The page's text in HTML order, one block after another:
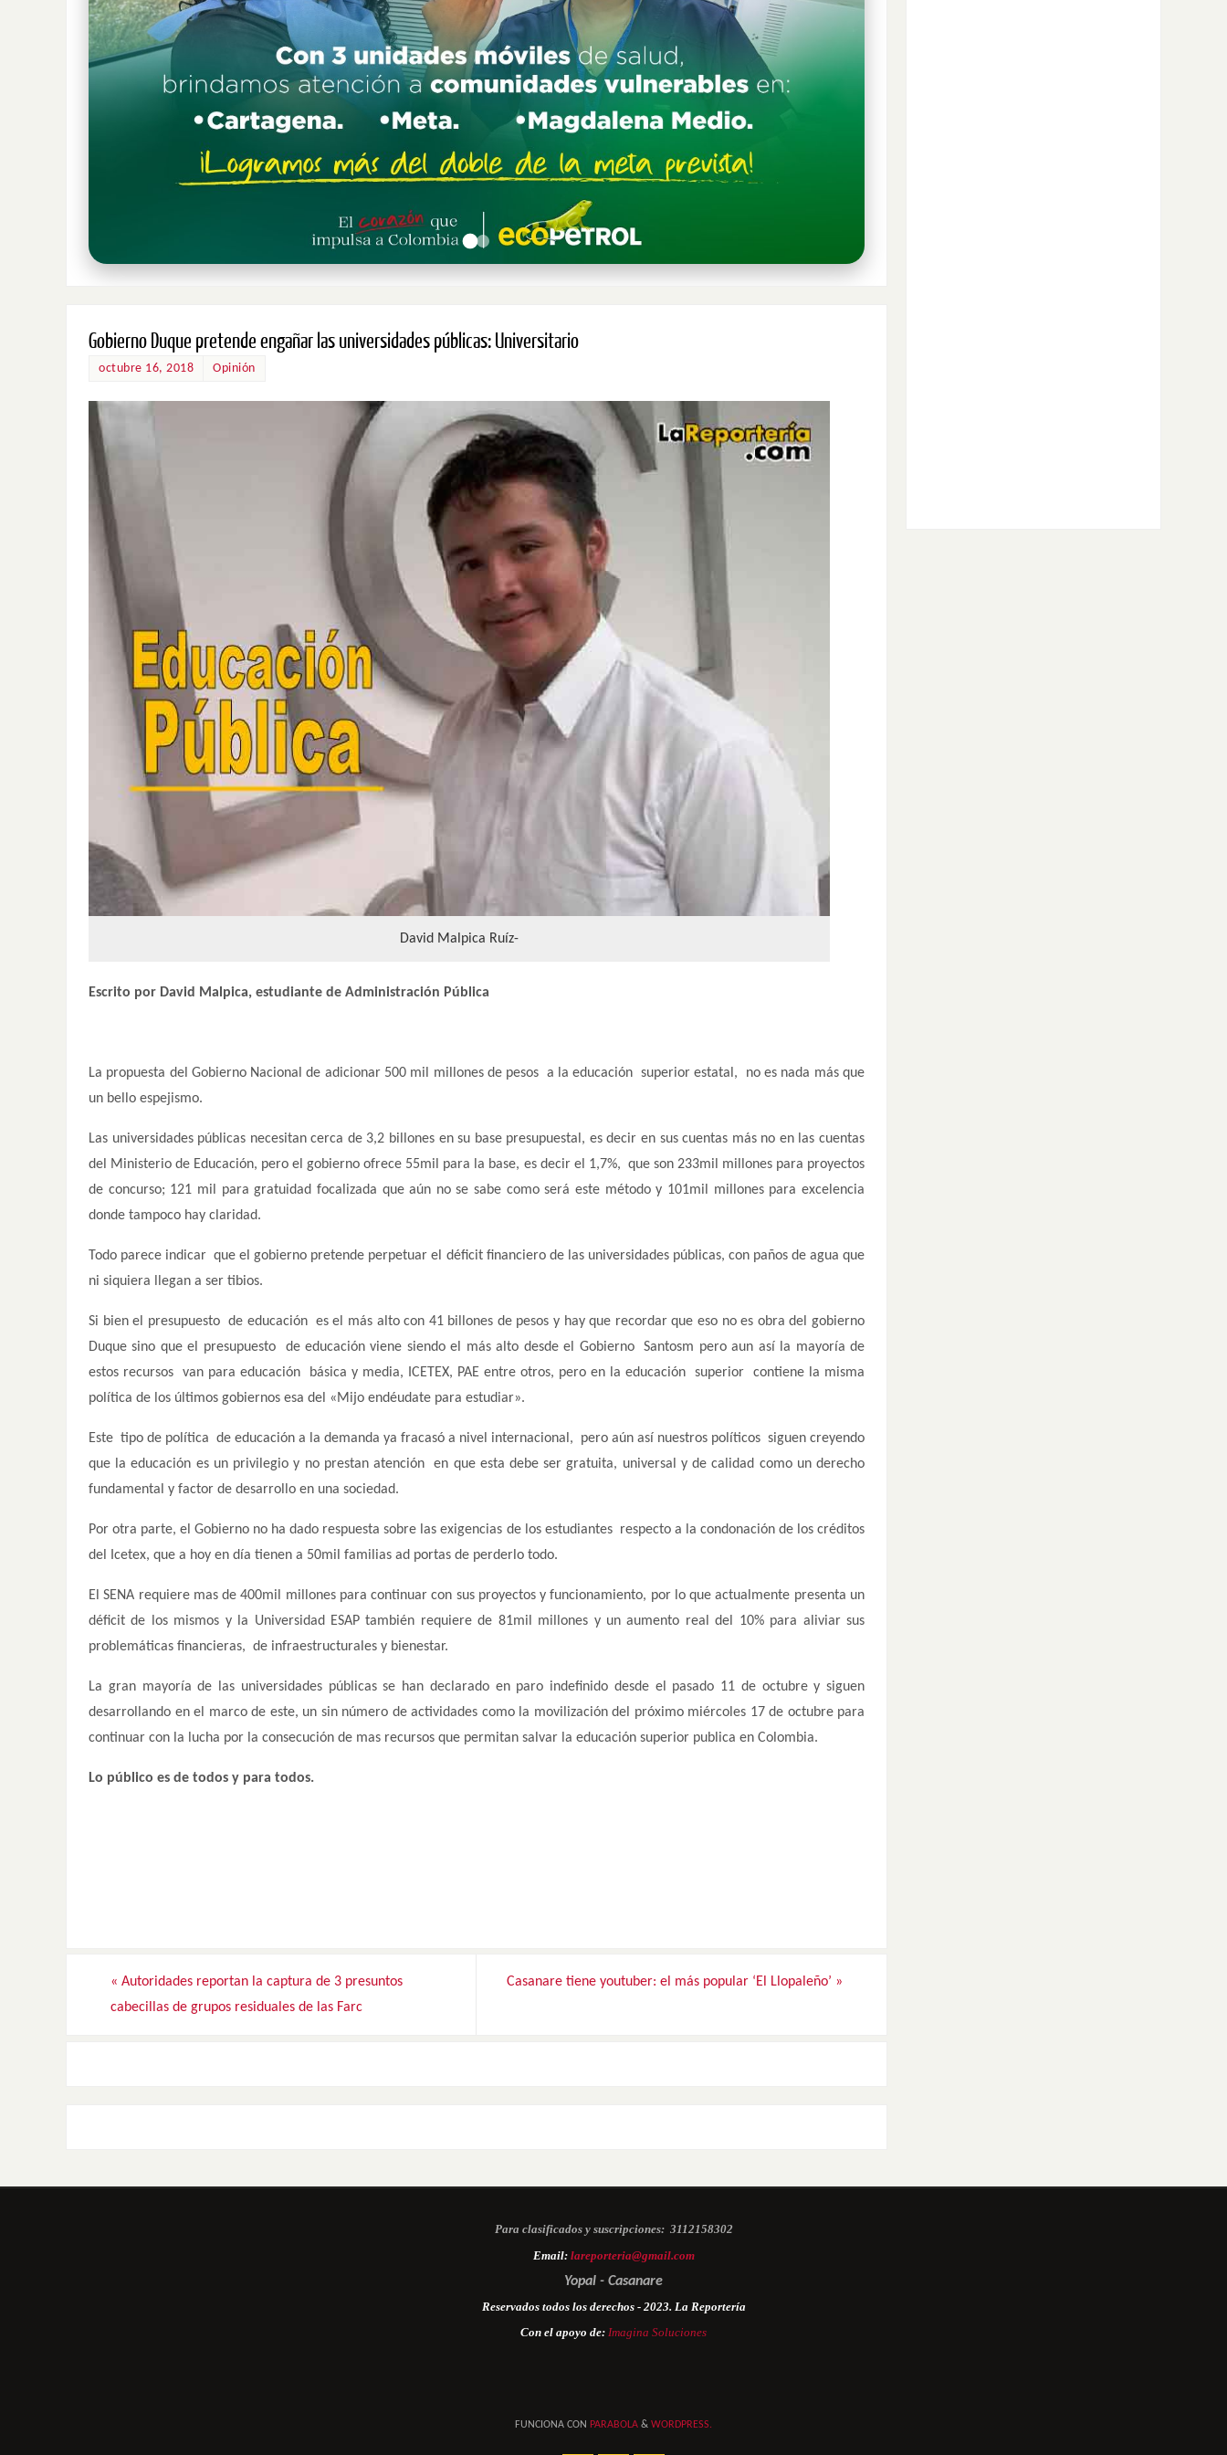
Gobierno Duque pretende engañar las universidades públicas: Universitario
octubre 16, 2018 Opinión
David Malpica Ruíz-
Escrito por David Malpica, estudiante de Administración Pública
La propuesta del Gobierno Nacional de adicionar 500 mil millones de pesos a la educación superior estatal, no es nada más que
un bello espejismo.
Las universidades públicas necesitan cerca de 3,2 billones en su base presupuestal, es decir en sus cuentas más no en las cuentas
del Ministerio de Educación, pero el gobierno ofrece 55mil para la base, es decir el 1,7%, que son 233mil millones para proyectos
de concurso; 121 mil para gratuidad focalizada que aún no se sabe como será este método y 101mil millones para excelencia
donde tampoco hay claridad.
Todo parece indicar que el gobierno pretende perpetuar el déficit financiero de las universidades públicas, con paños de agua que
ni siquiera llegan a ser tibios.
Si bien el presupuesto de educación es el más alto con 41 billones de pesos y hay que recordar que eso no es obra del gobierno
Duque sino que el presupuesto de educación viene siendo el más alto desde el Gobierno Santosm pero aun así la mayoría de
estos recursos van para educación básica y media, ICETEX, PAE entre otros, pero en la educación superior contiene la misma
política de los últimos gobiernos esa del «Mijo endéudate para estudiar».
Este tipo de política de educación a la demanda ya fracasó a nivel internacional, pero aún así nuestros políticos siguen creyendo
que la educación es un privilegio y no prestan atención en que esta debe ser gratuita, universal y de calidad como un derecho
fundamental y factor de desarrollo en una sociedad.
Por otra parte, el Gobierno no ha dado respuesta sobre las exigencias de los estudiantes respecto a la condonación de los créditos
del Icetex, que a hoy en día tienen a 50mil familias ad portas de perderlo todo.
El SENA requiere mas de 400mil millones para continuar con sus proyectos y funcionamiento, por lo que actualmente presenta un
déficit de los mismos y la Universidad ESAP también requiere de 81mil millones y un aumento real del 10% para aliviar sus
problemáticas financieras, de infraestructurales y bienestar.
La gran mayoría de las universidades públicas se han declarado en paro indefinido desde el pasado 11 de octubre y siguen
desarrollando en el marco de este, un sin número de actividades como la movilización del próximo miércoles 17 de octubre para
continuar con la lucha por la consecución de mas recursos que permitan salvar la educación superior publica en Colombia.
Lo público es de todos y para todos.
« Autoridades reportan la captura de 3 presuntos
cabecillas de grupos residuales de las Farc
Casanare tiene youtuber: el más popular ‘El Llopaleño’ »
Para clasificados y suscripciones: 3112158302
Email: lareporteria@gmail.com
Yopal - Casanare
Reservados todos los derechos - 2023. La Reportería
Con el apoyo de: Imagina Soluciones
FUNCIONA CON PARABOLA & WORDPRESS.